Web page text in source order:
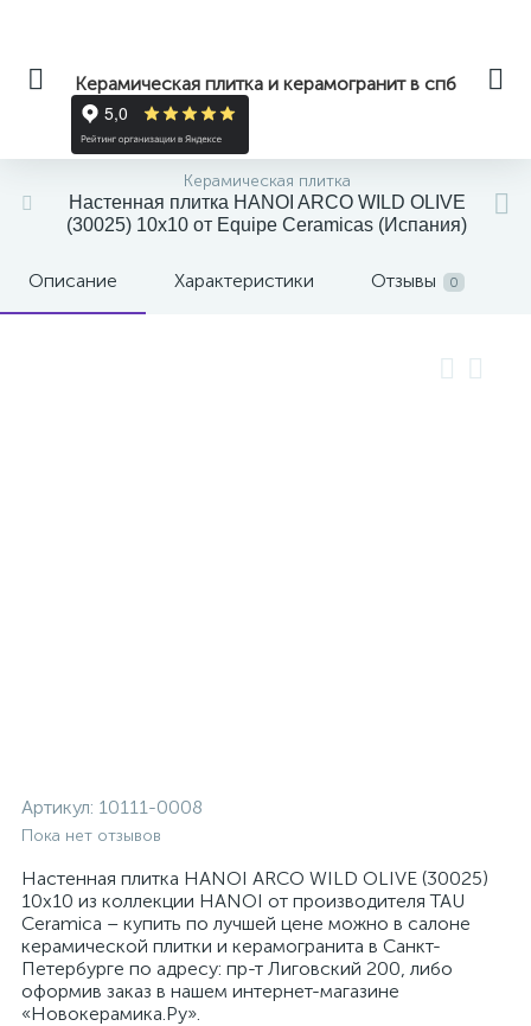
Керамическая плитка и керамогранит в спб
Керамическая плитка
Настенная плитка HANOI ARCO WILD OLIVE
(30025) 10x10 от Equipe Ceramicas (Испания)
Описание Характеристики Отзывы 0
Артикул: 10111-0008
Пока нет отзывов
Настенная плитка HANOI ARCO WILD OLIVE (30025)
10x10 из коллекции HANOI от производителя TAU
Ceramica – купить по лучшей цене можно в салоне
керамической плитки и керамогранита в Санкт-
Петербурге по адресу: пр-т Лиговский 200, либо
оформив заказ в нашем интернет-магазине
«Новокерамика.Ру».